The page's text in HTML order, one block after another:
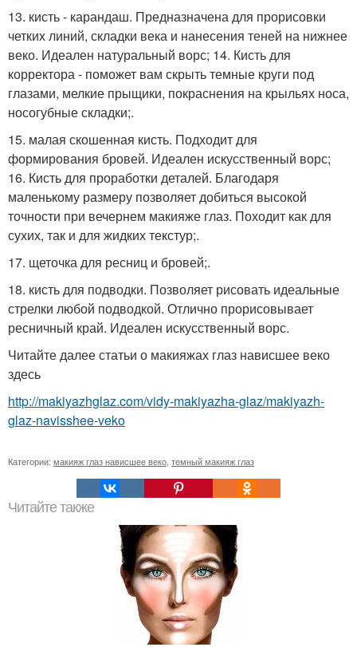
13. кисть - карандаш. Предназначена для прорисовки
четких линий, складки века и нанесения теней на нижнее
веко. Идеален натуральный ворс; 14. Кисть для
корректора - поможет вам скрыть темные круги под
глазами, мелкие прыщики, покраснения на крыльях носа,
носогубные складки;.
15. малая скошенная кисть. Подходит для
формирования бровей. Идеален искусственный ворс;
16. Кисть для проработки деталей. Благодаря
маленькому размеру позволяет добиться высокой
точности при вечернем макияже глаз. Походит как для
сухих, так и для жидких текстур;.
17. щеточка для ресниц и бровей;.
18. кисть для подводки. Позволяет рисовать идеальные
стрелки любой подводкой. Отлично прорисовывает
ресничный край. Идеален искусственный ворс.
Читайте далее статьи о макияжах глаз нависшее веко
здесь
http://makiyazhglaz.com/vidy-makiyazha-glaz/makiyazh-
glaz-navisshee-veko
Категории: макияж глаз нависшее веко, темный макияж глаз
Читайте также